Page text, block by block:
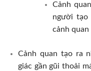
Cảnh
người tạo
cảnh
Cảnh quan tạo ra
giác gần gũi thoải